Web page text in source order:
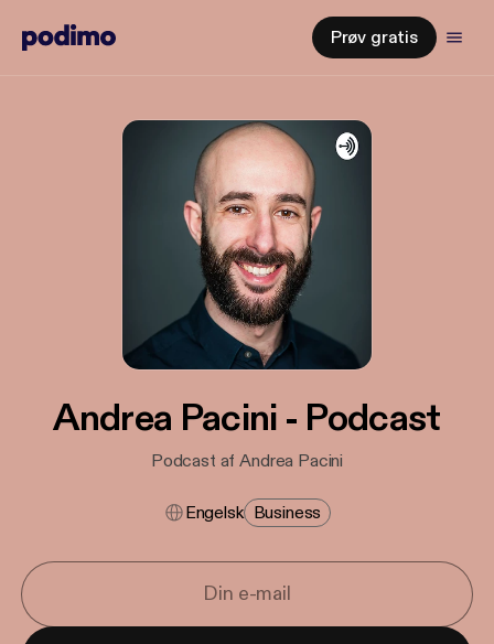
Prøv gratis
Andrea Pacini - Podcast
Podcast af Andrea Pacini
Engelsk Business